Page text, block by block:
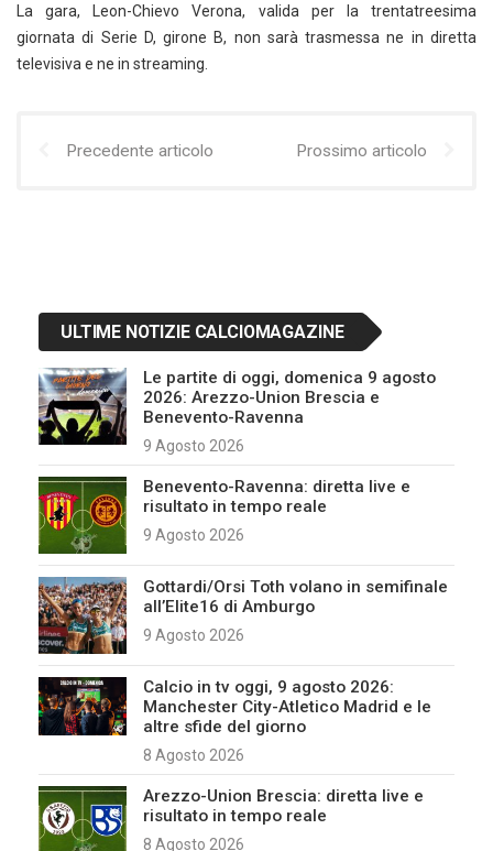
La gara, Leon-Chievo Verona, valida per la trentatreesima
giornata di Serie D, girone B, non sarà trasmessa ne in diretta
televisiva e ne in streaming.
Precedente articolo Prossimo articolo
ULTIME NOTIZIE CALCIOMAGAZINE
Le partite di oggi, domenica 9 agosto
2026: Arezzo-Union Brescia e
Benevento-Ravenna
9 Agosto 2026
Benevento-Ravenna: diretta live e
risultato in tempo reale
9 Agosto 2026
Gottardi/Orsi Toth volano in semifinale
all’Elite16 di Amburgo
9 Agosto 2026
Calcio in tv oggi, 9 agosto 2026:
Manchester City-Atletico Madrid e le
altre sfide del giorno
8 Agosto 2026
Arezzo-Union Brescia: diretta live e
risultato in tempo reale
8 Agosto 2026